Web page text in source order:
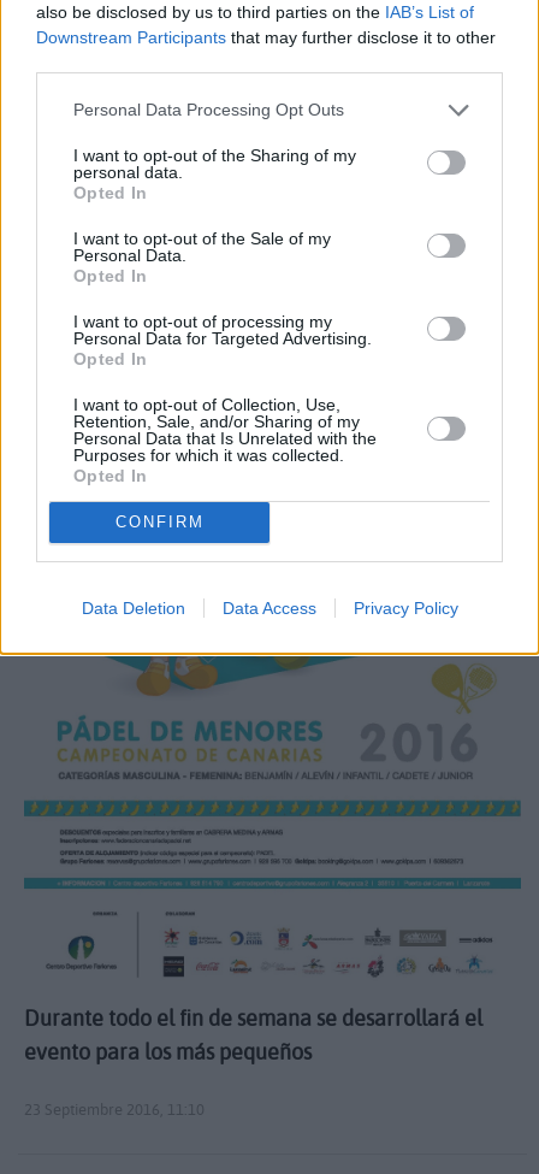
also be disclosed by us to third parties on the IAB’s List of
Downstream Participants that may further disclose it to other
Personal Data Processing Opt Outs
I want to opt-out of the Sharing of my
personal data.
Opted In
I want to opt-out of the Sale of my
Personal Data.
Opted In
I want to opt-out of processing my
Personal Data for Targeted Advertising.
Opted In
I want to opt-out of Collection, Use,
Retention, Sale, and/or Sharing of my
Personal Data that Is Unrelated with the
Purposes for which it was collected.
Opted In
CONFIRM
Data Deletion Data Access Privacy Policy
Habrá tres salidas desde Playa Honda para llegar a
Playa Blanca
Torneo de 'pádel kids' en el Centro
Deportivo Fariones
Durante todo el fin de semana se desarrollará el
evento para los más pequeños
23 Septiembre 2016, 11:10